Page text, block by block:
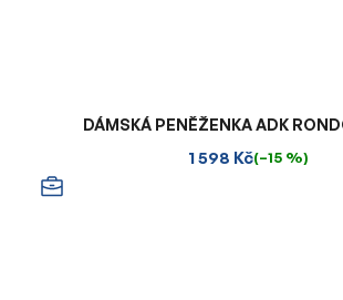
DÁMSKÁ PENĚŽENKA ADK
1 598 Kč(–15 %)